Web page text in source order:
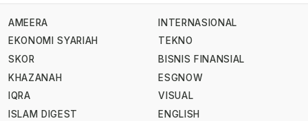
AMEERA
EKONOMI SYARIAH
SKOR
KHAZANAH
IQRA
ISLAM DIGEST
INTERNASIONAL
TEKNO
BISNIS FINANSIAL
ESGNOW
VISUAL
ENGLISH